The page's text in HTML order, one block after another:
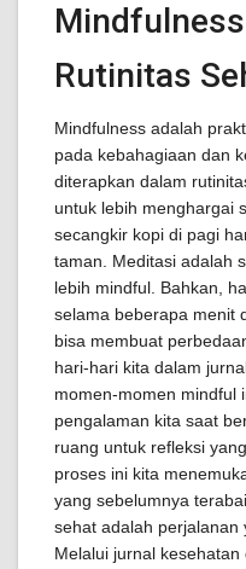
Rutinitas
Mindfulness adalah
pada kebahagiaan dan
diterapkan dalam
untuk lebih menghargai
secangkir kopi di pagi
taman. Meditasi adalah
lebih mindful. Bahkan,
selama beberapa menit
bisa membuat
hari-hari kita dalam
momen-momen mindful
pengalaman kita saat
ruang untuk refleksi
proses ini kita
yang sebelumnya
sehat adalah perjalanan
Melalui jurnal